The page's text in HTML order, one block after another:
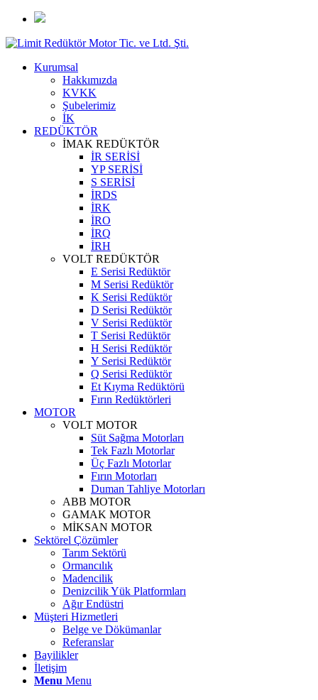
Kurumsal
Hakkımızda
KVKK
Şubelerimiz
İK
REDÜKTÖR
İMAK REDÜKTÖR
İR SERİSİ
YP SERİSİ
S SERİSİ
İRDS
İRK
İRO
İRQ
İRH
VOLT REDÜKTÖR
E Serisi Redüktör
M Serisi Redüktör
K Serisi Redüktör
D Serisi Redüktör
V Serisi Redüktör
T Serisi Redüktör
H Serisi Redüktör
Y Serisi Redüktör
Q Serisi Redüktör
Et Kıyma Redüktörü
Fırın Redüktörleri
MOTOR
VOLT MOTOR
Süt Sağma Motorları
Tek Fazlı Motorlar
Üç Fazlı Motorlar
Fırın Motorları
Duman Tahliye Motorları
ABB MOTOR
GAMAK MOTOR
MİKSAN MOTOR
Sektörel Çözümler
Tarım Sektörü
Ormancılık
Madencilik
Denizcilik Yük Platformları
Ağır Endüstri
Müşteri Hizmetleri
Belge ve Dökümanlar
Referanslar
Bayilikler
İletişim
Menu Menu